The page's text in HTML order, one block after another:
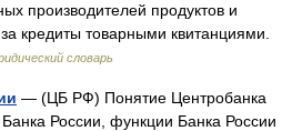
производителей продуктов и
кредиты товарными квитанциями.
словарь
— (ЦБ РФ) Понятие Центробанка
России, функции Банка России